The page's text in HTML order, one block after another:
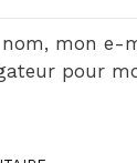
mon e-
pour